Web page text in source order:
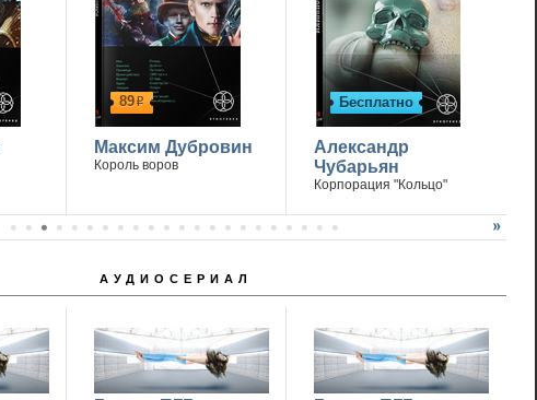
89р
Максим Дубровин
Король воров
Бесплатно
Александр
Чубарьян
Корпорация "Кольцо"
АУДИОСЕРИАЛ